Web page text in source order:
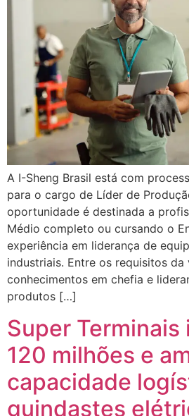
A I-Sheng Brasil está com
para o cargo de Líder de
oportunidade é destinada a
Médio completo ou cursando o
experiência em liderança de
industriais. Entre os requisitos da
conhecimentos em chefia e
produtos […]
Super Terminais
120 milhões e
capacidade
guindastes